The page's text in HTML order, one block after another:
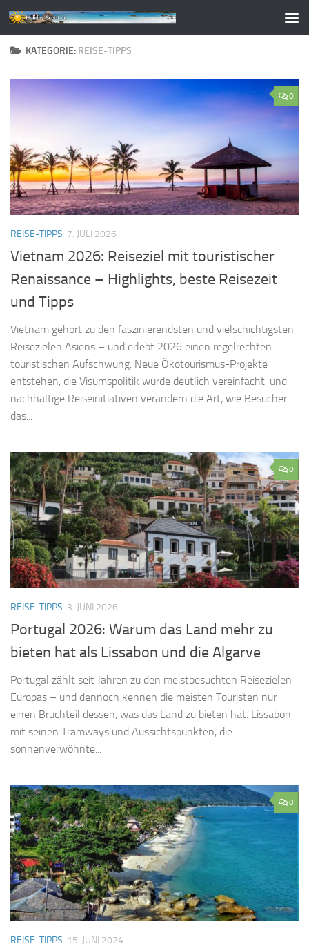
Zum Inhalt springen
KATEGORIE: REISE-TIPPS
0
REISE-TIPPS 7. JULI 2026
Vietnam 2026: Reiseziel mit touristischer
Renaissance – Highlights, beste Reisezeit
und Tipps
Vietnam gehört zu den faszinierendsten und vielschichtigsten
Reisezielen Asiens – und erlebt 2026 einen regelrechten
touristischen Aufschwung. Neue Ökotourismus-Projekte
entstehen, die Visumspolitik wurde deutlich vereinfacht, und
nachhaltige Reiseinitiativen verändern die Art, wie Besucher
das...
0
REISE-TIPPS 3. JUNI 2026
Portugal 2026: Warum das Land mehr zu
bieten hat als Lissabon und die Algarve
Portugal zählt seit Jahren zu den meistbesuchten Reisezielen
Europas – und dennoch kennen die meisten Touristen nur
einen Bruchteil dessen, was das Land zu bieten hat. Lissabon
mit seinen Tramways und Aussichtspunkten, die
sonnenverwöhnte...
0
REISE-TIPPS 15. JUNI 2024